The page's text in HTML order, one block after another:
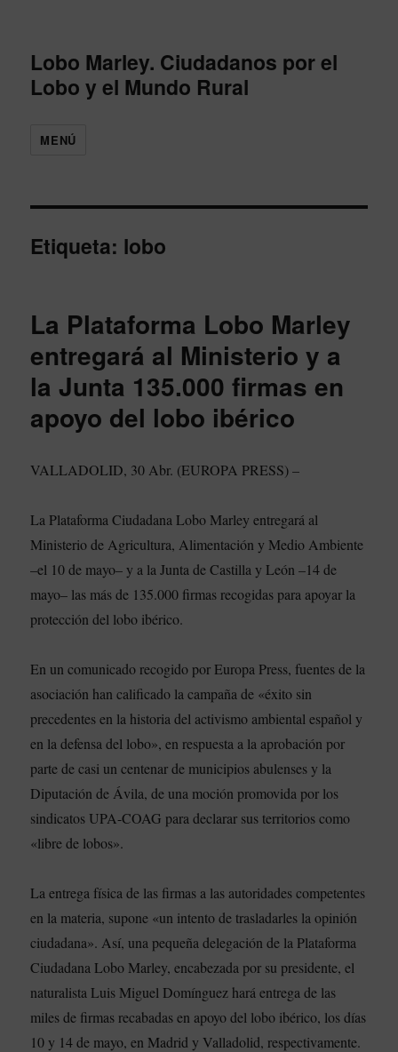
Lobo Marley. Ciudadanos por el
Lobo y el Mundo Rural
MENÚ
Etiqueta: lobo
La Plataforma Lobo Marley
entregará al Ministerio y a
la Junta 135.000 firmas en
apoyo del lobo ibérico
VALLADOLID, 30 Abr. (EUROPA PRESS) –
La Plataforma Ciudadana Lobo Marley entregará al
Ministerio de Agricultura, Alimentación y Medio Ambiente
–el 10 de mayo– y a la Junta de Castilla y León –14 de
mayo– las más de 135.000 firmas recogidas para apoyar la
protección del lobo ibérico.
En un comunicado recogido por Europa Press, fuentes de la
asociación han calificado la campaña de «éxito sin
precedentes en la historia del activismo ambiental español y
en la defensa del lobo», en respuesta a la aprobación por
parte de casi un centenar de municipios abulenses y la
Diputación de Ávila, de una moción promovida por los
sindicatos UPA-COAG para declarar sus territorios como
«libre de lobos».
La entrega física de las firmas a las autoridades competentes
en la materia, supone «un intento de trasladarles la opinión
ciudadana». Así, una pequeña delegación de la Plataforma
Ciudadana Lobo Marley, encabezada por su presidente, el
naturalista Luis Miguel Domínguez hará entrega de las
miles de firmas recabadas en apoyo del lobo ibérico, los días
10 y 14 de mayo, en Madrid y Valladolid, respectivamente.